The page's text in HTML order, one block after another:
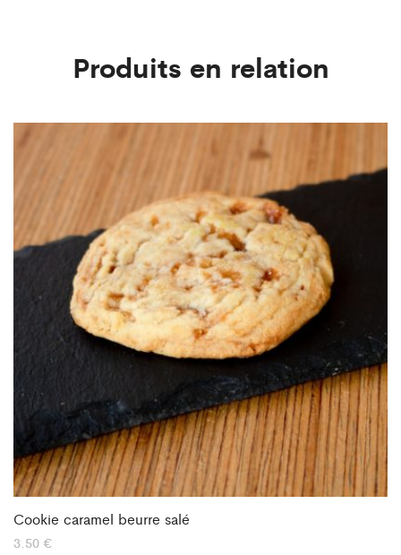
Produits en relation
Cookie caramel beurre salé
3.50 €